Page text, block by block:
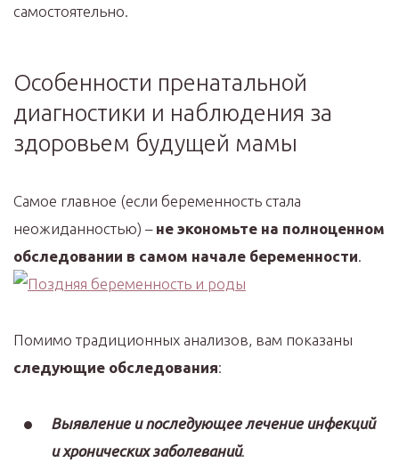
самостоятельно.
Особенности пренатальной
диагностики и наблюдения за
здоровьем будущей мамы
Самое главное (если беременность стала
неожиданностью) –не экономьте на полноценном
обследовании в самом начале беременности.
Помимо традиционных анализов, вам показаны
следующие обследования:
Выявление и последующеелечение инфекций
и хронических заболеваний.